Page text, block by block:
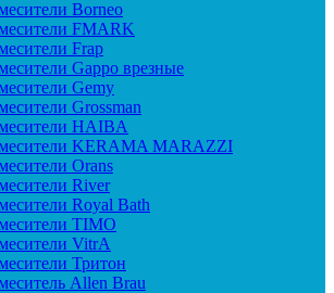
Borneo
FMARK
Frap
Gappo врезные
Gemy
Grossman
HAIBA
KERAMA MARAZZI
Orans
River
Royal Bath
TIMO
VitrA
Тритон
Allen Brau